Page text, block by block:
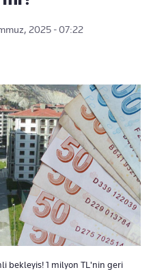
2025 - 07:22
bekleyis! 1 milyon TL'nin geri